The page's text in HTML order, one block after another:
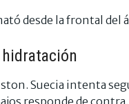
desde la frontal del
Suecia intenta
responde de contra.